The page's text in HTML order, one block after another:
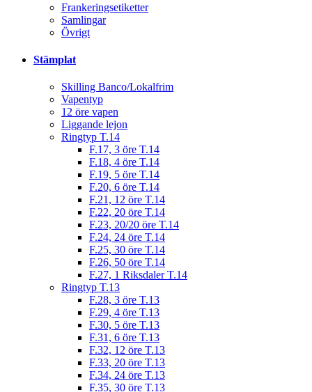
Frankeringsetiketter
Samlingar
Övrigt
Stämplat
Skilling Banco/Lokalfrim
Vapentyp
12 öre vapen
Liggande lejon
Ringtyp T.14
F.17, 3 öre T.14
F.18, 4 öre T.14
F.19, 5 öre T.14
F.20, 6 öre T.14
F.21, 12 öre T.14
F.22, 20 öre T.14
F.23, 20/20 öre T.14
F.24, 24 öre T.14
F.25, 30 öre T.14
F.26, 50 öre T.14
F.27, 1 Riksdaler T.14
Ringtyp T.13
F.28, 3 öre T.13
F.29, 4 öre T.13
F.30, 5 öre T.13
F.31, 6 öre T.13
F.32, 12 öre T.13
F.33, 20 öre T.13
F.34, 24 öre T.13
F.35, 30 öre T.13